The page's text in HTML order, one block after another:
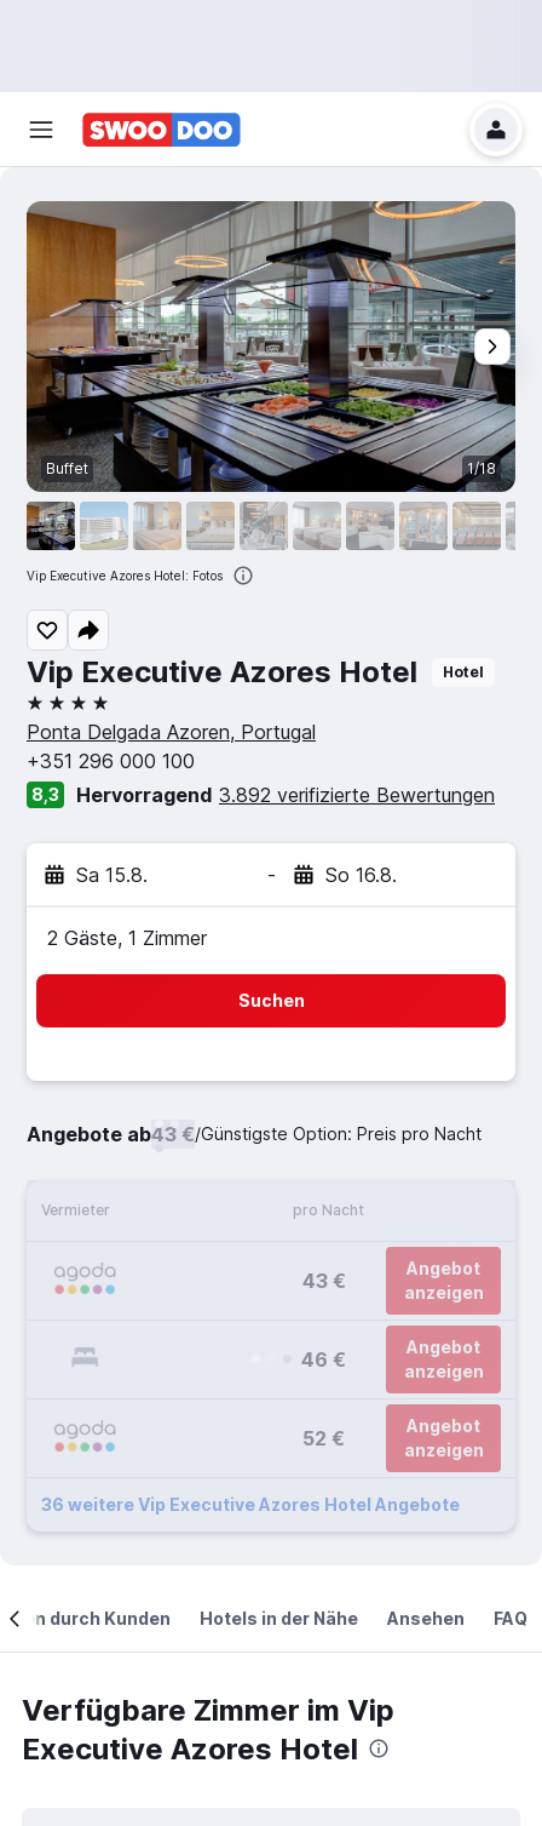
Vip Executive Azores Hotel Hotel
4 Sterne
Ponta Delgada Azoren, Portugal
+351 296 000 100
8,3 Hervorragend 3.892 verifizierte Bewertungen
Sa 15.8. - So 16.8.
2 Gäste, 1 Zimmer
Suchen
Angebote ab43 €/Günstigste Option: Preis pro Nacht
Vermieter pro Nacht
43 €
Angebot
anzeigen
46 €
Angebot
anzeigen
52 €
Angebot
anzeigen
36 weitere Vip Executive Azores Hotel Angebote
Buffet 1/18
Vip Executive Azores Hotel: Fotos
durch Kunden Hotels in der Nähe Ansehen FAQ
Verfügbare Zimmer im Vip
Executive Azores Hotel